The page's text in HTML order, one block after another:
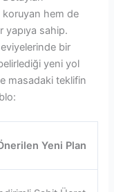
koruyan hem de
yapıya sahip.
bir
yeni yol
masadaki teklifin
Yeni Plan